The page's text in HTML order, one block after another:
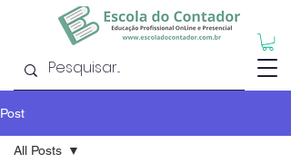
Post
All Posts